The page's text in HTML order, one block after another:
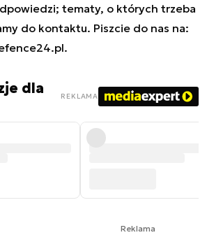
tematy, o których trzeba
do kontaktu. Piszcie do nas na:
.
dla
REKLAMA
Reklama